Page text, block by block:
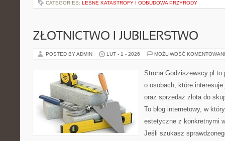
CATEGORIES: LEŚNE KATASTROFY I ODBUDOWA PRZYRODY
ZŁOTNICTWO I JUBILERSTWO
POSTED BY ADMIN LUT - 1 - 2026 MOŻLIWOŚĆ
Strona Godziszewscy.pl
o osobach, które
oraz sprzedaż złota do
To blog internetowy, w
estetyczne z konkretnymi
Jeśli szukasz